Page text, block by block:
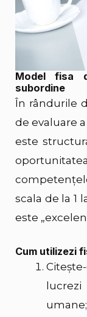
Model fisa
subordine
În rândurile
de evaluare
este
scala de la 1
este
Cum utilizezi
umane;